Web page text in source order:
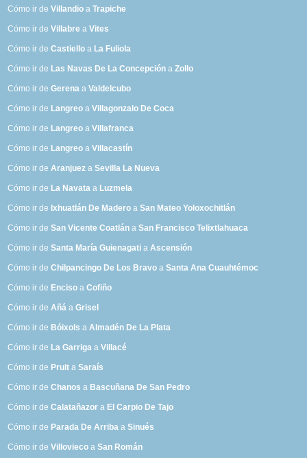
Cómo ir deVillandio aTrapiche
Cómo ir deVillabre aVites
Cómo ir deCastiello a La Fuliola
Cómo ir de Las Navas De La Concepción aZollo
Cómo ir deGerena aValdelcubo
Cómo ir de Langreo aVillagonzalo De Coca
Cómo ir de Langreo aVillafranca
Cómo ir de Langreo aVillacastín
Cómo ir deAranjuez aSevilla La Nueva
Cómo ir de La Navata a Luzmela
Cómo ir de Ixhuatlán De Madero aSan Mateo Yoloxochitlán
Cómo ir deSan Vicente Coatlán aSan Francisco Telixtlahuaca
Cómo ir deSanta María Guienagati aAscensión
Cómo ir deChilpancingo De Los Bravo aSanta Ana Cuauhtémoc
Cómo ir de Enciso aCofiño
Cómo ir deAñá aGrisel
Cómo ir de Bóixols aAlmadén De La Plata
Cómo ir de La Garriga aVillacé
Cómo ir de Pruit aSaraís
Cómo ir deChanos a Bascuñana De San Pedro
Cómo ir deCalatañazor a El Carpio De Tajo
Cómo ir de Parada De Arriba aSinués
Cómo ir deVillovieco aSan Román